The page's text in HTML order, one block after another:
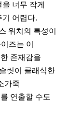
너무 작게
어렵다.
워치의 특성이
즈는 이
존재감을
릿이 클래식한
가죽
연출할 수도